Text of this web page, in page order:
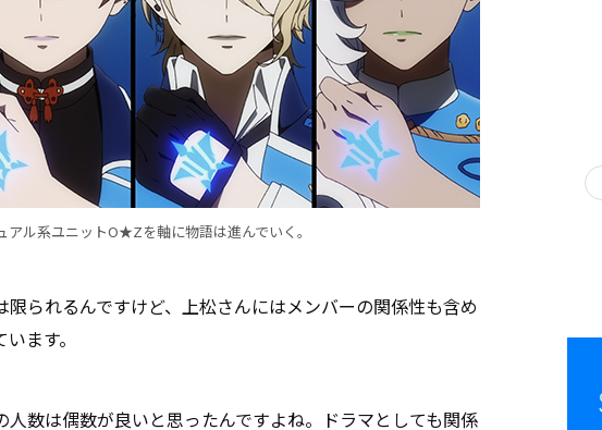
アル系ユニットO★Zを軸に物語は進んでいく。
限られるんですけど、上松さんにはメンバーの関係性も含め
ます。
人数は偶数が良いと思ったんですよね。ドラマとしても関係